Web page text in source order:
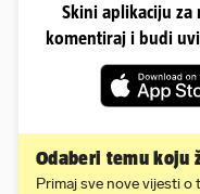
Skini aplikaciju za
komentiraj i budi
Odaberi temu koju
Primaj sve nove vijesti o